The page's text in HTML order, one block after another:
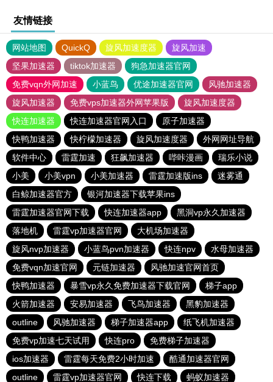
友情链接
网站地图 QuickQ 旋风加速度器
旋风加速
坚果加速器
tiktok加速器
狗急加速器官网
免费vqn外网加速
小蓝鸟 优途加速器官网
风驰加速器
旋风加速器
免费vps加速器外网苹果版
旋风加速度器
快连加速器
快连加速器官网入口
原子加速器
快鸭加速器
快柠檬加速器 旋风加速度器
外网网址导航
软件中心
雷霆加速 狂飙加速器 哔咔漫画
瑞乐小说
小美
小美vpn 小美加速器 雷霆加速版ins
迷雾通
白鲸加速器官方
银河加速器下载苹果ins
雷霆加速器官网下载
快连加速器app
黑洞vp永久加速器
落地机
雷霆vp加速器官网
大机场加速器
旋风nvp加速器
小蓝鸟pvn加速器 快连npv
水母加速器
免费vqn加速官网
元链加速器
风驰加速官网首页
快鸭加速器
暴雪vp永久免费加速器下载官网
梯子app
火箭加速器
安易加速器 飞鸟加速器
黑豹加速器
outline
风驰加速器 梯子加速器app
纸飞机加速器
免费vp加速七天试用
快连pro
免费梯子加速器
ios加速器
雷霆每天免费2小时加速
酷通加速器官网
outline
雷霆vp加速器官网 快连下载 蚂蚁加速器